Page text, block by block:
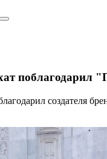
поблагодарил
создателя